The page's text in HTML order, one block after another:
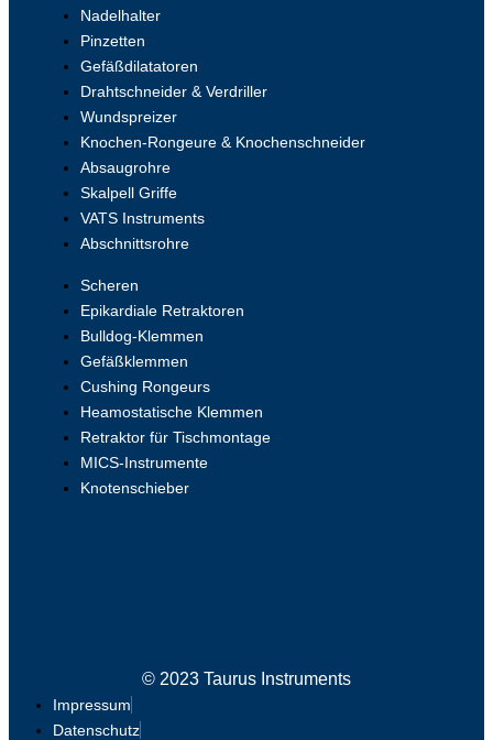
Nadelhalter
Pinzetten
Gefäßdilatatoren
Drahtschneider & Verdriller
Wundspreizer
Knochen-Rongeure & Knochenschneider
Absaugrohre
Skalpell Griffe
VATS Instruments
Abschnittsrohre
Scheren
Epikardiale Retraktoren
Bulldog-Klemmen
Gefäßklemmen
Cushing Rongeurs
Heamostatische Klemmen
Retraktor für Tischmontage
MICS-Instrumente
Knotenschieber
© 2023 Taurus Instruments
Impressum
Datenschutz